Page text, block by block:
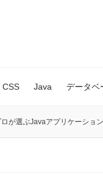
CSS Java データベ
が選ぶJavaアプリケーショ